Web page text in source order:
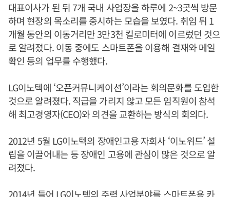
대표이사가 된 뒤 7개 국내 사업장을 하루에 2~3곳씩 방문
하며 현장의 목소리를 중시하는 모습을 보였다. 취임 뒤 1
개월 동안의 이동거리만 3만3천 킬로미터에 이르렀던 것으
로 알려졌다. 이동 중에도 스마트폰을 이용해 결재와 메일
확인 등의 업무를 수행했다.
LG이노텍에 ‘오픈커뮤니케이션’이라는 회의문화를 도입한
것으로 알려졌다. 직급을 가리지 않고 모든 임직원이 참석
해 최고경영자(CEO)와 의견을 교환하는 방식의 회의다.
2012년 5월 LG이노텍의 장애인고용 자회사 ‘이노위드’ 설
립을 이끌어내는 등 장애인 고용에 관심이 많은 것으로 알
려졌다.
2014년 들어 LG이노텍의 주력 사업분야를 스마트폰용 카